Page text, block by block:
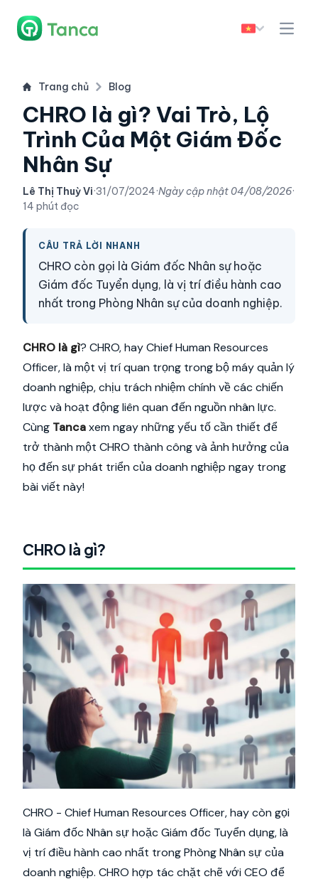
Trang chủ Blog
CHRO là gì? Vai Trò, Lộ
Trình Của Một Giám Đốc
Nhân Sự
Lê Thị Thuỳ Vi·31/07/2024·Ngày cập nhật04/08/2026·
14 phút đọc
CÂU TRẢ LỜI NHANH
CHRO còn gọi là Giám đốc Nhân sự hoặc
Giám đốc Tuyển dụng, là vị trí điều hành cao
nhất trong Phòng Nhân sự của doanh nghiệp.
CHRO là gì? CHRO, hay Chief Human Resources
Officer, là một vị trí quan trọng trong bộ máy quản lý
doanh nghiệp, chịu trách nhiệm chính về các chiến
lược và hoạt động liên quan đến nguồn nhân lực.
Cùng Tancaxem ngay những yếu tố cần thiết để
trở thành một CHRO thành công và ảnh hưởng của
họ đến sự phát triển của doanh nghiệp ngay trong
bài viết này!
CHRO là gì?
CHRO - Chief Human Resources Officer, hay còn gọi
là Giám đốc Nhân sự hoặc Giám đốc Tuyển dụng, là
vị trí điều hành cao nhất trong Phòng Nhân sự của
doanh nghiệp. CHRO hợp tác chặt chẽ với CEO để